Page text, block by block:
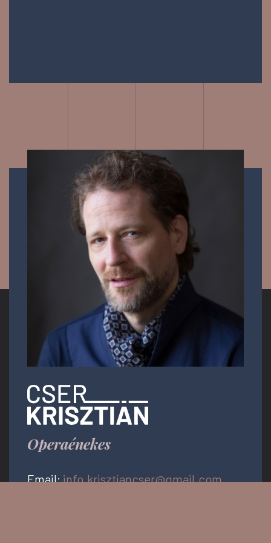
Operaénekes
Email:info.krisztiancser@gmail.com